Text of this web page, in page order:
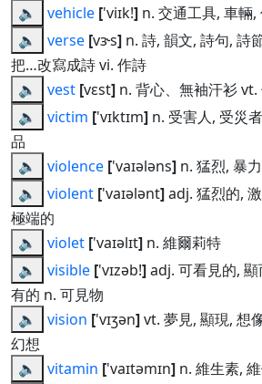
🔈
vehicle ['viɪk!] n. 交通工具, 車輛,
🔈
verse [vɝs] n. 詩, 韻文, 詩句, 詩
把…改寫成詩 vi. 作詩
🔈
vest [vɛst] n. 背心、無袖汗衫 vt.
🔈
victim ['vɪktɪm] n. 受害人, 受災
品
🔈
violence ['vaɪələns] n. 猛烈, 暴
🔈
violent ['vaɪələnt]adj. 猛烈的,
極端的
🔈
violet ['vaɪəlɪt] n. 維爾莉特
🔈
visible ['vɪzəb!]adj. 可看見的,
有的 n. 可見物
🔈
vision ['vɪʒən]vt. 夢見, 顯現, 想
幻想
🔈
vitamin ['vaɪtəmɪn] n. 維生素,